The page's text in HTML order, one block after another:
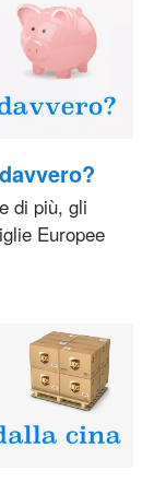
di più, gli
Europee